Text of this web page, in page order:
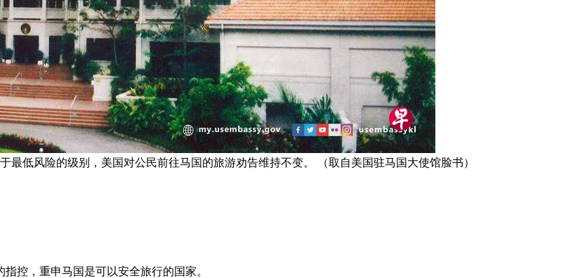
低风险的级别，美国对公民前往马国的旅游劝告维持不变。 （取自美国驻马国大使馆脸书）
控，重申马国是可以安全旅行的国家。